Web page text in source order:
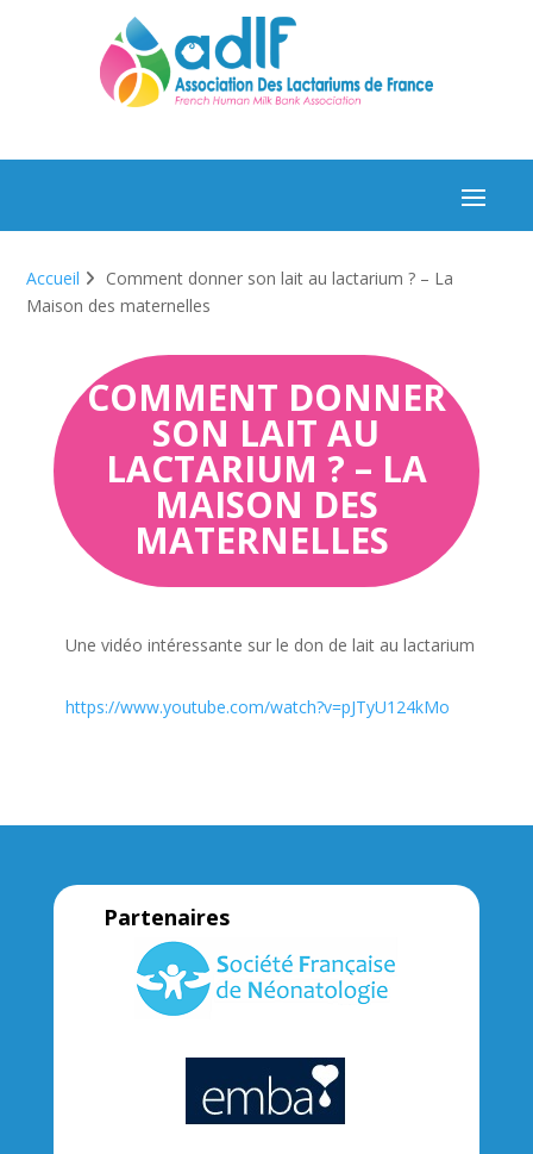
Accueil
Comment donner son lait au lactarium ? – La
Maison des maternelles
COMMENT DONNER
SON LAIT AU
LACTARIUM ? – LA
MAISON DES
MATERNELLES
Une vidéo intéressante sur le don de lait au lactarium
https://www.youtube.com/watch?v=pJTyU124kMo
Partenaires